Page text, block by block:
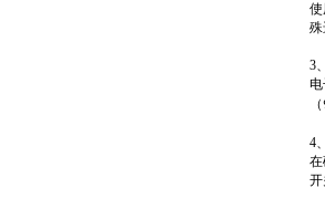
3
（
4